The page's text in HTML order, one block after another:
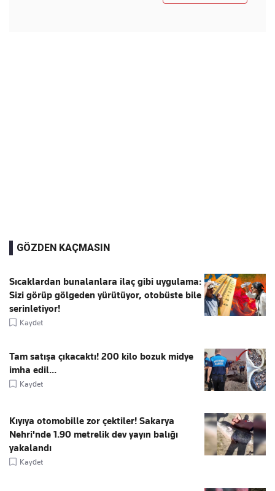
GÖZDEN KAÇMASIN
Sıcaklardan bunalanlara ilaç gibi uygulama:
Sizi görüp gölgeden yürütüyor, otobüste bile
serinletiyor!
Kaydet
Tam satışa çıkacaktı! 200 kilo bozuk midye
imha edil...
Kaydet
Kıyıya otomobille zor çektiler! Sakarya
Nehri'nde 1.90 metrelik dev yayın balığı
yakalandı
Kaydet